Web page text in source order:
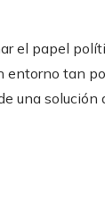
el papel
entorno tan
una solución